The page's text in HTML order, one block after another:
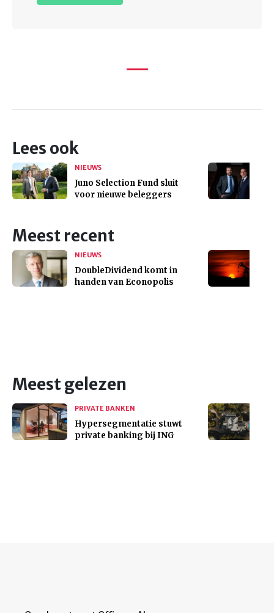
Lees ook
NIEUWS
Juno Selection Fund sluit
voor nieuwe beleggers
Meest recent
NIEUWS
DoubleDividend komt in
handen van Econopolis
Meest gelezen
PRIVATE BANKEN
Hypersegmentatie stuwt
private banking bij ING